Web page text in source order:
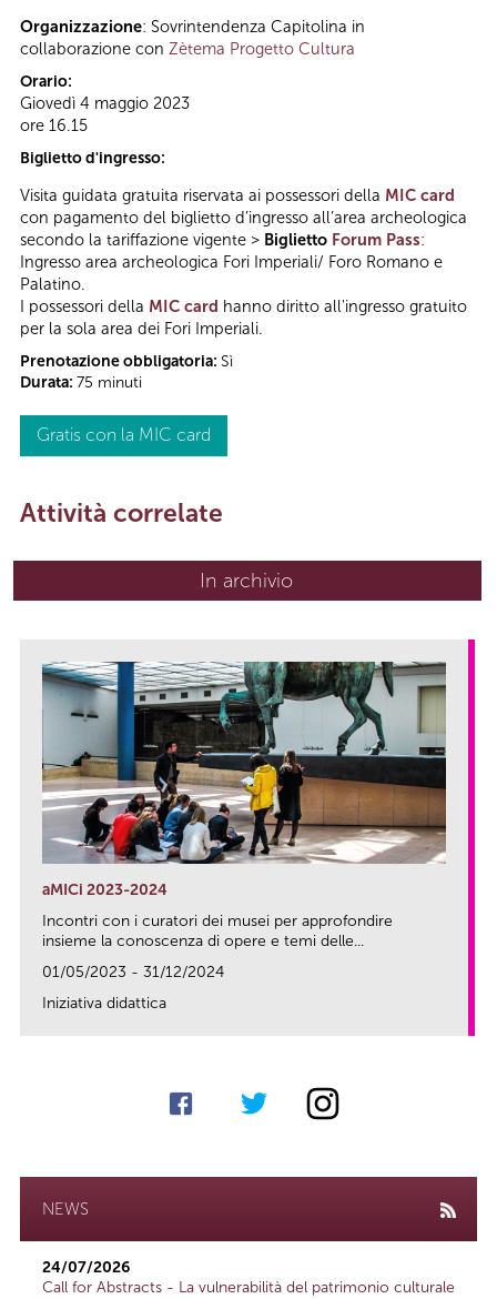
Organizzazione: Sovrintendenza Capitolina in
collaborazione con Zètema Progetto Cultura
Orario:
Giovedì 4 maggio 2023
ore 16.15
Biglietto d'ingresso:
Visita guidata gratuita riservata ai possessori della MIC card
con pagamento del biglietto d’ingresso all’area archeologica
secondo la tariffazione vigente > Biglietto Forum Pass:
Ingresso area archeologica Fori Imperiali/ Foro Romano e
Palatino.
I possessori della MIC card hanno diritto all'ingresso gratuito
per la sola area dei Fori Imperiali.
Prenotazione obbligatoria: Sì
Durata: 75 minuti
Gratis con la MIC card
Attività correlate
In archivio
aMICi 2023-2024
Incontri con i curatori dei musei per approfondire
insieme la conoscenza di opere e temi delle...
01/05/2023 - 31/12/2024
Iniziativa didattica
NEWS
24/07/2026
Call for Abstracts - La vulnerabilità del patrimonio culturale